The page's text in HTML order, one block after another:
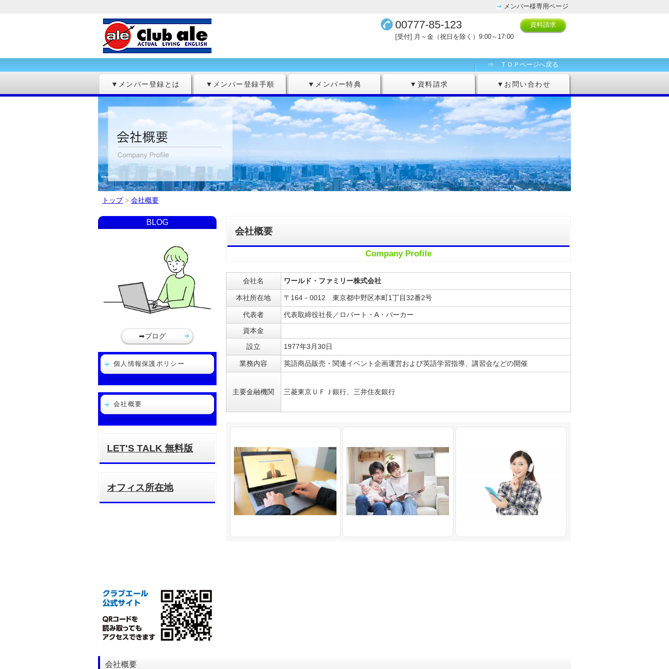
メンバー様専用ページ
00777-85-123
[受付] 月～金（祝日を除く）9:00～17:00
資料請求
⇒ ＴＯＰページへ戻る
▼メンバー登録とは ▼メンバー登録手順 ▼メンバー特典 ▼資料請求 ▼お問い合わせ
トップ > 会社概要
会社概要
Company Profile
会社名 ワールド・ファミリー株式会社
本社所在地 〒164－0012 東京都中野区本町1丁目32番2号
代表者
代表取締役社長／ロバート・A・パーカー
資本金
設立
1977年3月30日
業務内容 英語商品販売・関連イベント企画運営および英語学習指導、講習会などの開催
主要金融機関 三菱東京ＵＦＪ銀行、三井住友銀行
BLOG
➡ブログ
個人情報保護ポリシー
会社概要
LET'S TALK 無料版
オフィス所在地
会社概要